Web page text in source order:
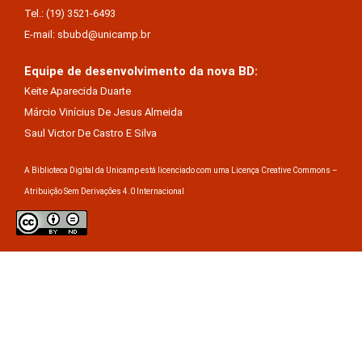
Tel.: (19) 3521-6493
E-mail: sbubd@unicamp.br
Equipe de desenvolvimento da nova BD:
Keite Aparecida Duarte
Márcio Vinícius De Jesus Almeida
Saul Victor De Castro E Silva
A Biblioteca Digital da Unicamp está licenciado com uma Licença Creative Commons –
Atribuição Sem Derivações 4.0 Internacional